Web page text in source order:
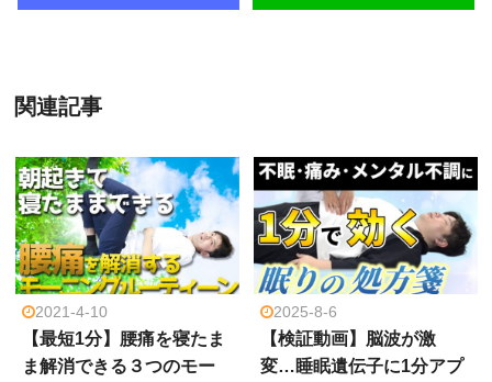
関連記事
2021-4-10
【最短1分】腰痛を寝たま
ま解消できる３つのモー
2025-8-6
【検証動画】脳波が激
変…睡眠遺伝子に1分アプ